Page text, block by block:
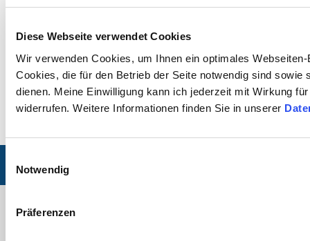
Diese Webseite verwendet Cookies
Wir verwenden Cookies, um Ihnen ein optimales
Cookies, die für den Betrieb der Seite notwendig sind sowie
dienen. Meine Einwilligung kann ich jederzeit mit Wirkung
widerrufen. Weitere Informationen finden Sie in unserer
Notwendig
Präferenzen
MakeyMakey
VR Brille Oculus
| Impressum| Datenschutzerklärung
Aktuelle Workshops: